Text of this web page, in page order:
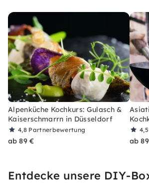
Alpenküche Kochkurs: Gulasch &
Kaiserschmarrn in Düsseldorf
4,8 Partnerbewertung
ab 89 €
4,5
ab
Entdecke unsere DIY-